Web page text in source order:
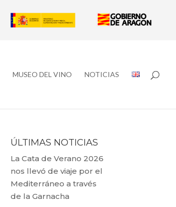
MUSEO DEL VINO NOTICIAS
ÚLTIMAS NOTICIAS
La Cata de Verano 2026
nos llevó de viaje por el
Mediterráneo a través
de la Garnacha